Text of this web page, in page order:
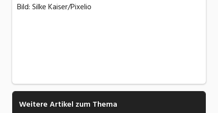
Bild: Silke Kaiser/Pixelio
Weitere Artikel zum Thema